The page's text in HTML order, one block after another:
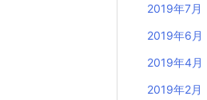
2019年7月
2019年6月
2019年4月
2019年2月